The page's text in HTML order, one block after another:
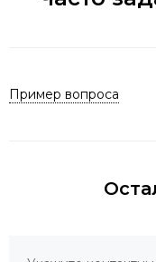
Пример вопроса